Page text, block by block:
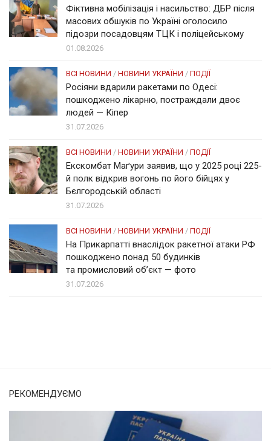
Фіктивна мобілізація і насильство: ДБР після
масових обшуків по Україні оголосило
підозри посадовцям ТЦК і поліцейському
01.08.2026
ВСІ НОВИНИ / НОВИНИ УКРАЇНИ / ПОДІЇ
Росіяни вдарили ракетами по Одесі:
пошкоджено лікарню, постраждали двоє
людей — Кіпер
31.07.2026
ВСІ НОВИНИ / НОВИНИ УКРАЇНИ / ПОДІЇ
Екскомбат Маґури заявив, що у 2025 році 225-
й полк відкрив вогонь по його бійцях у
Бєлгородській області
31.07.2026
ВСІ НОВИНИ / НОВИНИ УКРАЇНИ / ПОДІЇ
На Прикарпатті внаслідок ракетної атаки РФ
пошкоджено понад 50 будинків
та промисловий об’єкт — фото
31.07.2026
РЕКОМЕНДУЄМО